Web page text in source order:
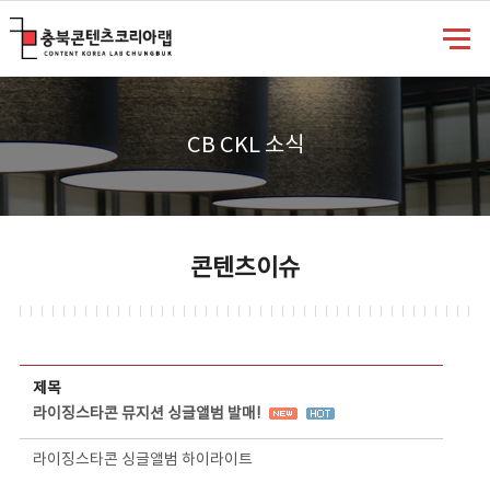
CB CKL 소식
콘텐츠이슈
제목
라이징스타콘 뮤지션 싱글앨범 발매!
라이징스타콘 싱글앨범 하이라이트